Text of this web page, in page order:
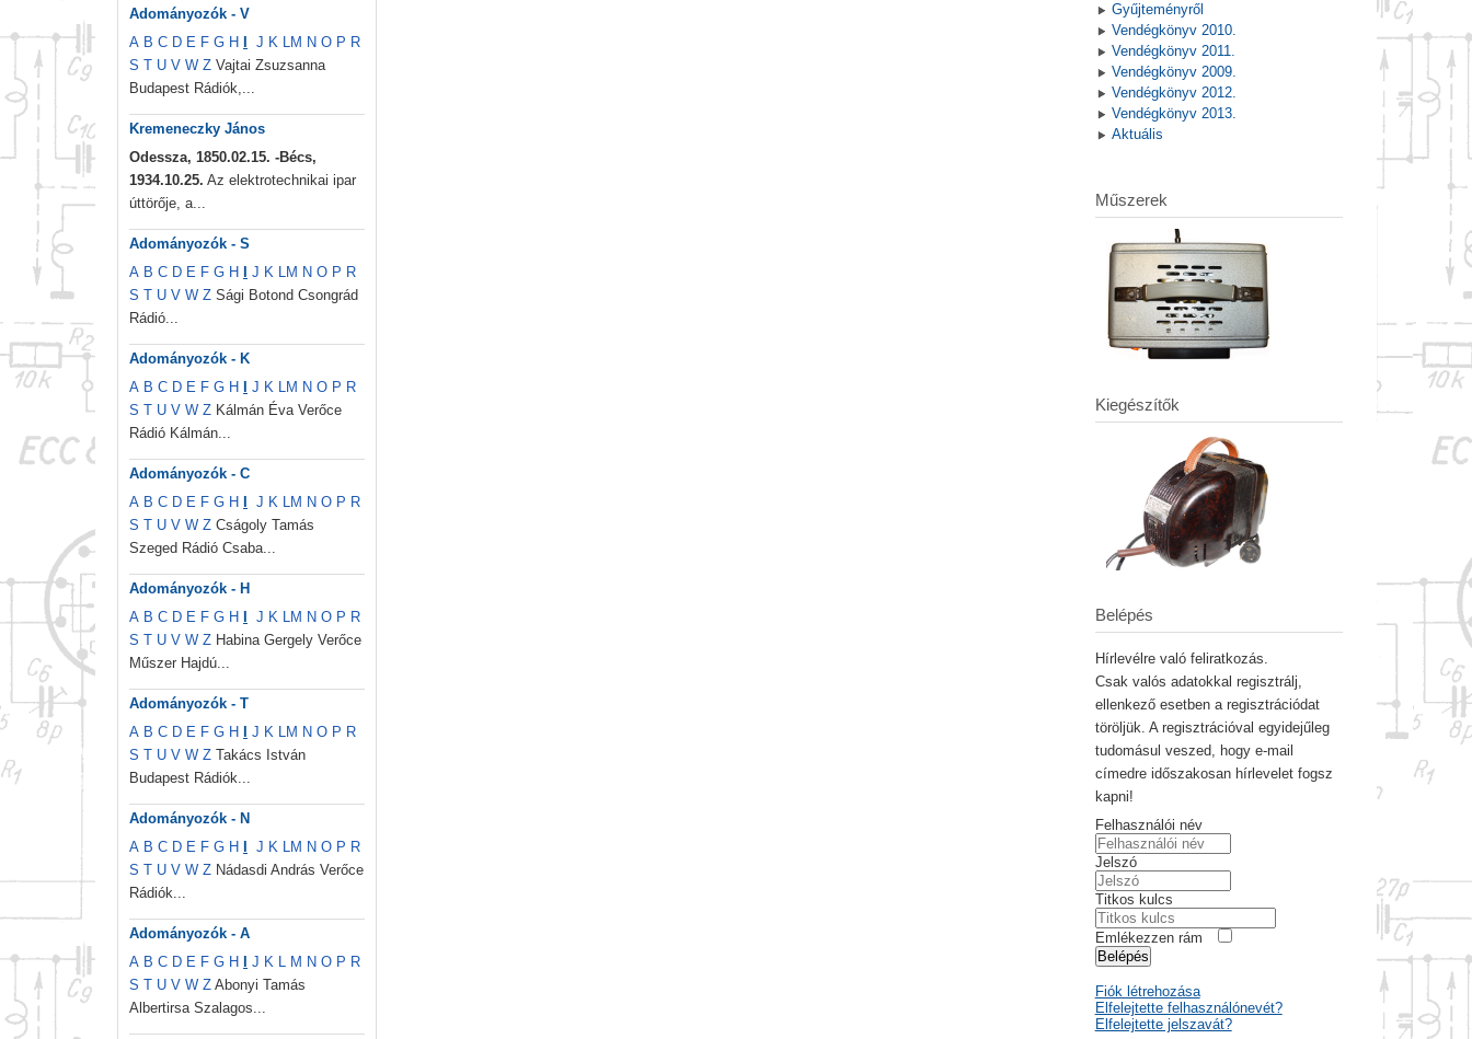
Adományozók - V
A B C D E F G H J K LM N O P R
S T U V W Z Vajtai Zsuzsanna
Budapest Rádiók,...
Kremeneczky János
Odessza, 1850.02.15. -Bécs,
1934.10.25. Az elektrotechnikai ipar
úttörője, a...
Adományozók - S
A B C D E F G H J K LM N O P R
S T U V W Z Sági Botond Csongrád
Rádió...
Adományozók - K
A B C D E F G H J K LM N O P R
S T U V W Z Kálmán Éva Verőce
Rádió Kálmán...
Adományozók - C
A B C D E F G H J K LM N O P R
S T U V W Z Cságoly Tamás
Szeged Rádió Csaba...
Adományozók - H
A B C D E F G H J K LM N O P R
S T U V W Z Habina Gergely Verőce
Műszer Hajdú...
Adományozók - T
A B C D E F G H J K LM N O P R
S T U V W Z Takács István
Budapest Rádiók...
Adományozók - N
A B C D E F G H J K LM N O P R
S T U V W Z Nádasdi András Verőce
Rádiók...
Adományozók - A
A B C D E F G H J K L M N O P R
S T U V W Z Abonyi Tamás
Albertirsa Szalagos...
Gyűjteményről
Vendégkönyv 2010.
Vendégkönyv 2011.
Vendégkönyv 2009.
Vendégkönyv 2012.
Vendégkönyv 2013.
Aktuális
Műszerek
Kiegészítők
Belépés
Hírlevélre való feliratkozás.
Csak valós adatokkal regisztrálj,
ellenkező esetben a regisztrációdat
töröljük. A regisztrációval egyidejűleg
tudomásul veszed, hogy e-mail
címedre időszakosan hírlevelet fogsz
kapni!
Felhasználói név
Jelszó
Titkos kulcs
Emlékezzen rám
Belépés
Fiók létrehozása
Elfelejtette felhasználónevét?
Elfelejtette jelszavát?